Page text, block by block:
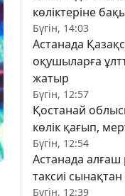
көліктеріне
Бүгін, 14:03
Астанада
оқушыларға
жатыр
Бүгін, 12:57
Қостанай
көлік қағып,
Бүгін, 12:54
Астанада
таксиі сынақтан
Бүгін, 12:39